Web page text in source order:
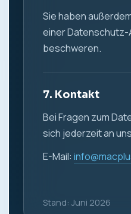
Sie haben
einer
beschweren.
7. Kontakt
Bei Fragen zum
sich jederzeit an
E-Mail:
Stand: Juni 2026